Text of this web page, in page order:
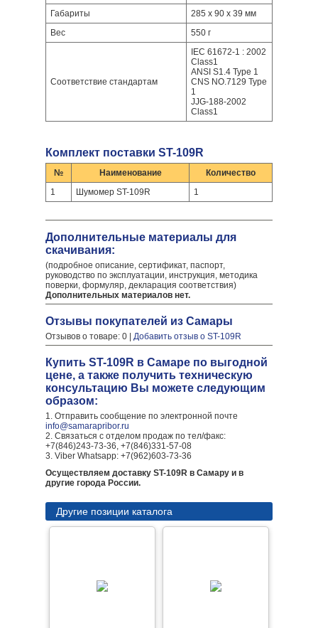
Габариты
285 x 90 x 39 мм
Вес
550 г
Соответствие стандартам
IEC 61672-1 : 2002
Class1
ANSI S1.4 Type 1
CNS NO.7129 Type
1
JJG-188-2002
Class1
Комплект поставки ST-109R
№ Наименование
Количество
1
Шумомер ST-109R 1
Дополнительные материалы для
скачивания:
(подробное описание, сертификат, паспорт,
руководство по эксплуатации, инструкция, методика
поверки, формуляр, декларация соответствия)
Дополнительных материалов нет.
Отзывы покупателей из Самары
Отзывов о товаре: 0 | Добавить отзыв о ST-109R
Купить ST-109R в Самаре по выгодной
цене, а также получить техническую
консультацию Вы можете следующим
образом:
1. Отправить сообщение по электронной почте
info@samarapribor.ru
2. Связаться с отделом продаж по тел/факс:
+7(846)243-73-36, +7(846)331-57-08
3. Viber Whatsapp: +7(962)603-73-36
Осуществляем доставку ST-109R в Самару и в
другие города России.
Другие позиции каталога